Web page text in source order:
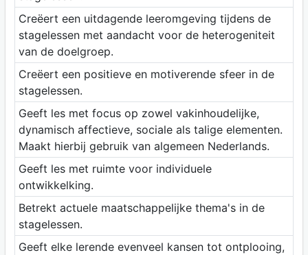
Creëert een uitdagende leeromgeving tijdens de
stagelessen met aandacht voor de heterogeniteit
van de doelgroep.
Creëert een positieve en motiverende sfeer in de
stagelessen.
Geeft les met focus op zowel vakinhoudelijke,
dynamisch affectieve, sociale als talige elementen.
Maakt hierbij gebruik van algemeen Nederlands.
Geeft les met ruimte voor individuele
ontwikkelking.
Betrekt actuele maatschappelijke thema's in de
stagelessen.
Geeft elke lerende evenveel kansen tot ontplooing,